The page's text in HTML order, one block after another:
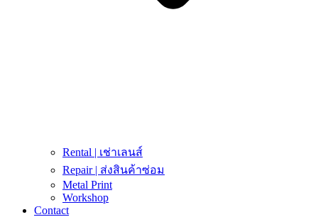
Rental | เช่าเลนส์
Repair | ส่งสินค้าซ่อม
Metal Print
Workshop
Contact